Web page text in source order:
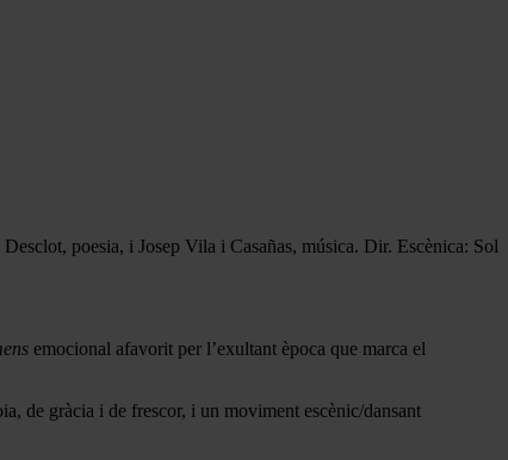
poesia, i Josep Vila i Casañas, música. Dir. Escènica: Sol
emocional afavorit per l’exultant època que marca el
de gràcia i de frescor, i un moviment escènic/dansant